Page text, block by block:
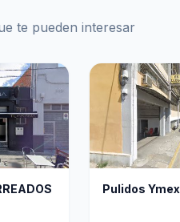
te pueden interesar
Pulidos Ymex